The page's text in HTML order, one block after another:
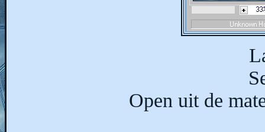
Open uit de